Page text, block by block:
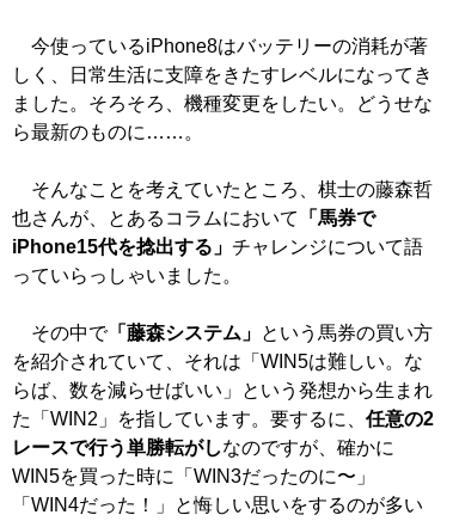
今使っているiPhone8はバッテリーの消耗が著
しく、日常生活に支障をきたすレベルになってき
ました。そろそろ、機種変更をしたい。どうせな
ら最新のものに……。
そんなことを考えていたところ、棋士の藤森哲
也さんが、とあるコラムにおいて
「馬券で
iPhone15代を捻出する」 チャレンジについて語
っていらっしゃいました。
その中で「藤森システム」 という馬券の買い方
を紹介されていて、それは「WIN5は難しい。な
らば、数を減らせばいい」という発想から生まれ
た「WIN2」を指しています。要するに、 任意の2
レースで行う単勝転がしなのですが、確かに
WIN5を買った時に「WIN3だったのに〜」
「WIN4だった！」と悔しい思いをするのが多い